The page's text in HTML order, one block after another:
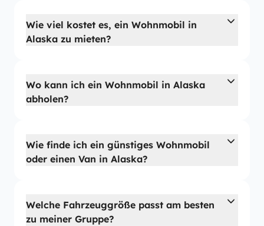
Wie viel kostet es, ein Wohnmobil in
Alaska zu mieten?
Wo kann ich ein Wohnmobil in Alaska
abholen?
Wie finde ich ein günstiges Wohnmobil
oder einen Van in Alaska?
Welche Fahrzeuggröße passt am besten
zu meiner Gruppe?